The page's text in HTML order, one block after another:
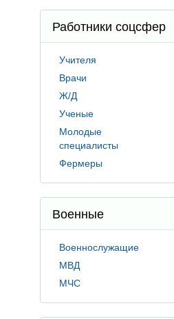
Работники соцсфер
Учителя
Врачи
Ж/Д
Ученые
Молодые
специалисты
Фермеры
Военные
Военнослужащие
МВД
МЧС